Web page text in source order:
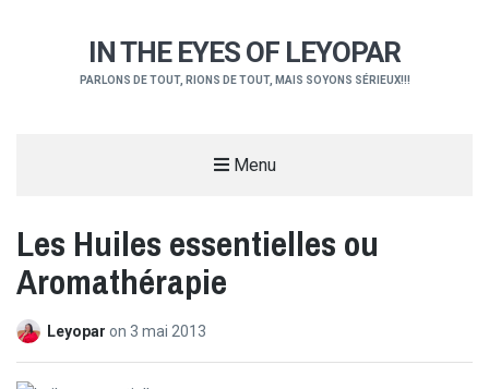
IN THE EYES OF LEYOPAR
PARLONS DE TOUT, RIONS DE TOUT, MAIS SOYONS SÉRIEUX!!!
Menu
Les Huiles essentielles ou
Aromathérapie
Leyopar on 3 mai 2013